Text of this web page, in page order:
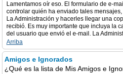
Lamentamos oír eso. El formulario de e-
controlar quién ha enviado tales
La Administración y hacerles llegar una
recibió. Es muy importante que incluya la
del usuario que envió el e-mail. La
Arriba
Amigos e Ignorados
¿Qué es la lista de Mis Amigos e